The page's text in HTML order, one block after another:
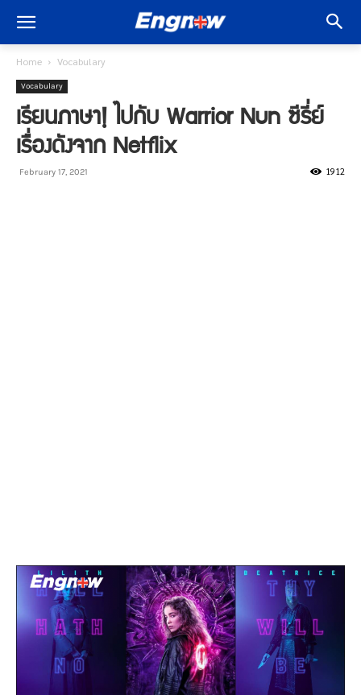
Home Vocabulary
Vocabulary
เรียนภาษา! ไปกับ Warrior Nun ซีรี่ย์
เรื่องดังจาก Netflix
February 17, 2021 1912